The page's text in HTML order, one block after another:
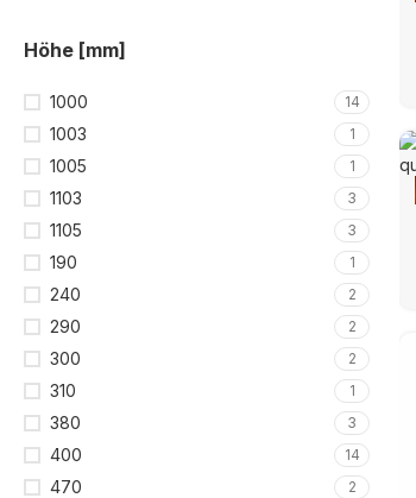
Höhe [mm]
1000 14
1003 1
1005 1
1103 3
1105 3
190 1
240 2
290 2
300 2
310 1
380 3
400 14
470 2